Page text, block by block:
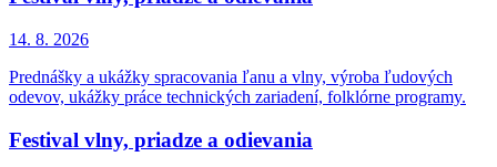
14. 8. 2026
Prednášky a ukážky spracovania ľanu a vlny, výroba ľudových
odevov, ukážky práce technických zariadení, folklórne programy.
Festival vlny, priadze a odievania